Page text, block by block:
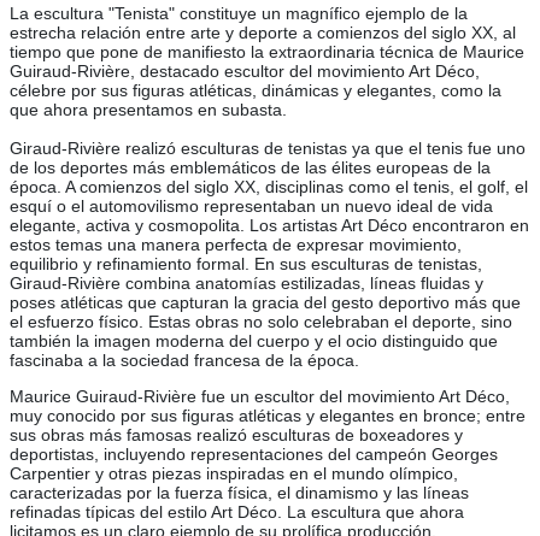
La escultura "Tenista" constituye un magnífico ejemplo de la
estrecha relación entre arte y deporte a comienzos del siglo XX, al
tiempo que pone de manifiesto la extraordinaria técnica de Maurice
Guiraud-Rivière, destacado escultor del movimiento Art Déco,
célebre por sus figuras atléticas, dinámicas y elegantes, como la
que ahora presentamos en subasta.
Giraud-Rivière realizó esculturas de tenistas ya que el tenis fue uno
de los deportes más emblemáticos de las élites europeas de la
época. A comienzos del siglo XX, disciplinas como el tenis, el golf, el
esquí o el automovilismo representaban un nuevo ideal de vida
elegante, activa y cosmopolita. Los artistas Art Déco encontraron en
estos temas una manera perfecta de expresar movimiento,
equilibrio y refinamiento formal. En sus esculturas de tenistas,
Giraud-Rivière combina anatomías estilizadas, líneas fluidas y
poses atléticas que capturan la gracia del gesto deportivo más que
el esfuerzo físico. Estas obras no solo celebraban el deporte, sino
también la imagen moderna del cuerpo y el ocio distinguido que
fascinaba a la sociedad francesa de la época.
Maurice Guiraud-Rivière fue un escultor del movimiento Art Déco,
muy conocido por sus figuras atléticas y elegantes en bronce; entre
sus obras más famosas realizó esculturas de boxeadores y
deportistas, incluyendo representaciones del campeón Georges
Carpentier y otras piezas inspiradas en el mundo olímpico,
caracterizadas por la fuerza física, el dinamismo y las líneas
refinadas típicas del estilo Art Déco. La escultura que ahora
licitamos es un claro ejemplo de su prolífica producción.